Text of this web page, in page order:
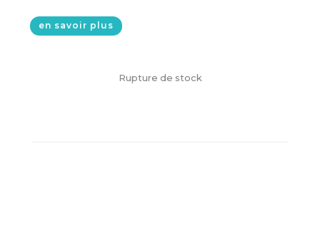
en savoir plus
Rupture de stock